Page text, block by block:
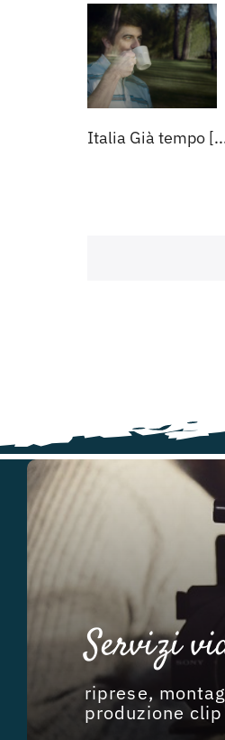
Italia Già tempo
Servizi
riprese,
produzione